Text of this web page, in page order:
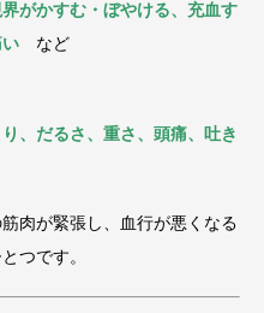
がかすむ・ぼやける、充血す
など
、だるさ、重さ、頭痛、吐き
肉が緊張し、血行が悪くなる
つです。